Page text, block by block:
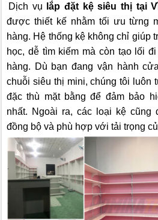
Dịch vụ
lắp đặt kệ siêu thị tại
được thiết kế nhằm tối ưu từng
hàng. Hệ thống kệ không chỉ giúp
học, dễ tìm kiếm mà còn tạo lối
hàng. Dù bạn đang vận hành
chuỗi siêu thị mini, chúng tôi luôn
đặc thù mặt bằng để đảm bảo
nhất. Ngoài ra, các loại kệ
đồng bộ và phù hợp với tải trọng